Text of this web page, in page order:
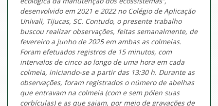
desenvolvido em 2021 e 2022 no Colégio de Aplicação
Univali, Tijucas, SC. Contudo, o presente trabalho
buscou realizar observações, feitas semanalmente, de
fevereiro a junho de 2025 em ambas as colmeias.
Foram efetuados registros de 15 minutos, com
intervalos de cinco ao longo de uma hora em cada
colmeia, iniciando-se a partir das 13:30 h. Durante as
observações, foram registrados o número de abelhas
que entravam na colmeia (com e sem pólen suas
corbículas) e as que saiam, por meio de gravações de